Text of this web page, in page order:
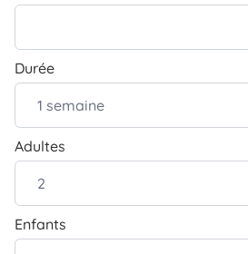
Durée
Adultes
Enfants